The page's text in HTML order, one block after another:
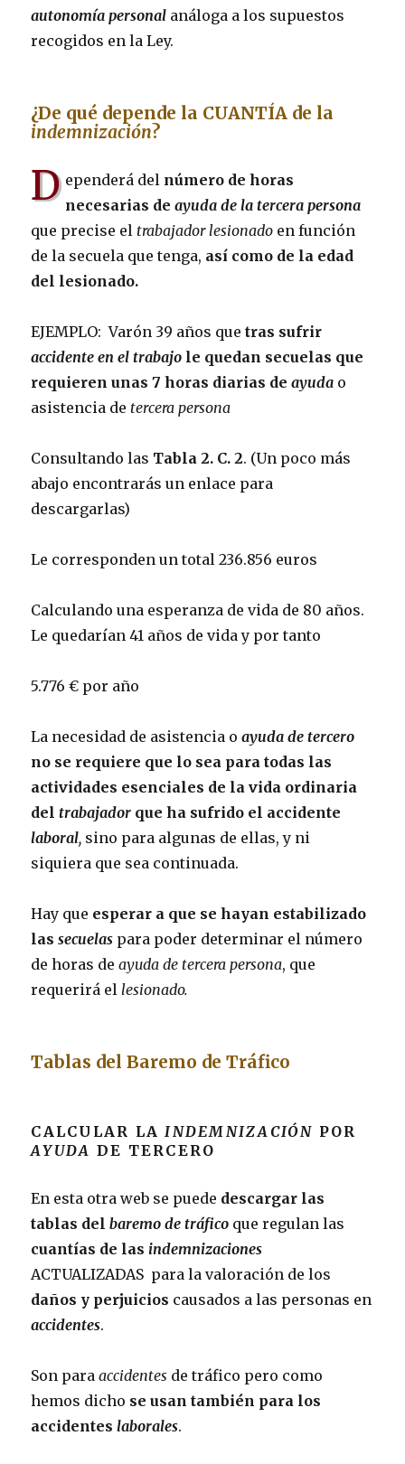
autonomía personal análoga a los supuestos
recogidos en la Ley.
¿De qué depende la CUANTÍA de la
indemnización?
D ependerá del número de horas
necesarias de ayuda de la tercera persona
que precise el trabajador lesionado en función
de la secuela que tenga, así como de la edad
del lesionado.
EJEMPLO: Varón 39 años quetras sufrir
accidente en el trabajo le quedan secuelas que
requieren unas 7 horas diarias deayuda o
asistencia de tercera persona
Consultando las Tabla 2. C. 2. (Un poco más
abajo encontrarás un enlace para
descargarlas)
Le corresponden un total 236.856 euros
Calculando una esperanza de vida de 80 años.
Le quedarían 41 años de vida y por tanto
5.776 € por año
La necesidad de asistencia oayuda de tercero
no se requiere que lo sea para todas las
actividades esenciales de la vida ordinaria
deltrabajador que ha sufrido el accidente
laboral, sino para algunas de ellas, y ni
siquiera que sea continuada.
Hay que esperar a que se hayan estabilizado
lassecuelas para poder determinar el número
de horas deayuda de tercera persona, que
requerirá ellesionado.
Tablas del Baremo de Tráfico
CALCULAR LAINDEMNIZACIÓN POR
AYUDA DE TERCERO
En esta otra web se puede descargar las
tablas delbaremo de tráfico que regulan las
cuantías de las indemnizaciones
ACTUALIZADAS para la valoración de los
daños y perjuicios causados a las personas en
accidentes.
Son paraaccidentes de tráfico pero como
hemos dicho se usan también para los
accidenteslaborales.